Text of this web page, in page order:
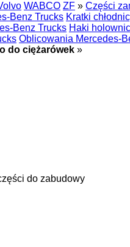
WABCO ZF » Części
Benz Trucks Kratki
Benz Trucks Haki
Oblicowania Mercedes-
do ciężarówek »
do zabudowy